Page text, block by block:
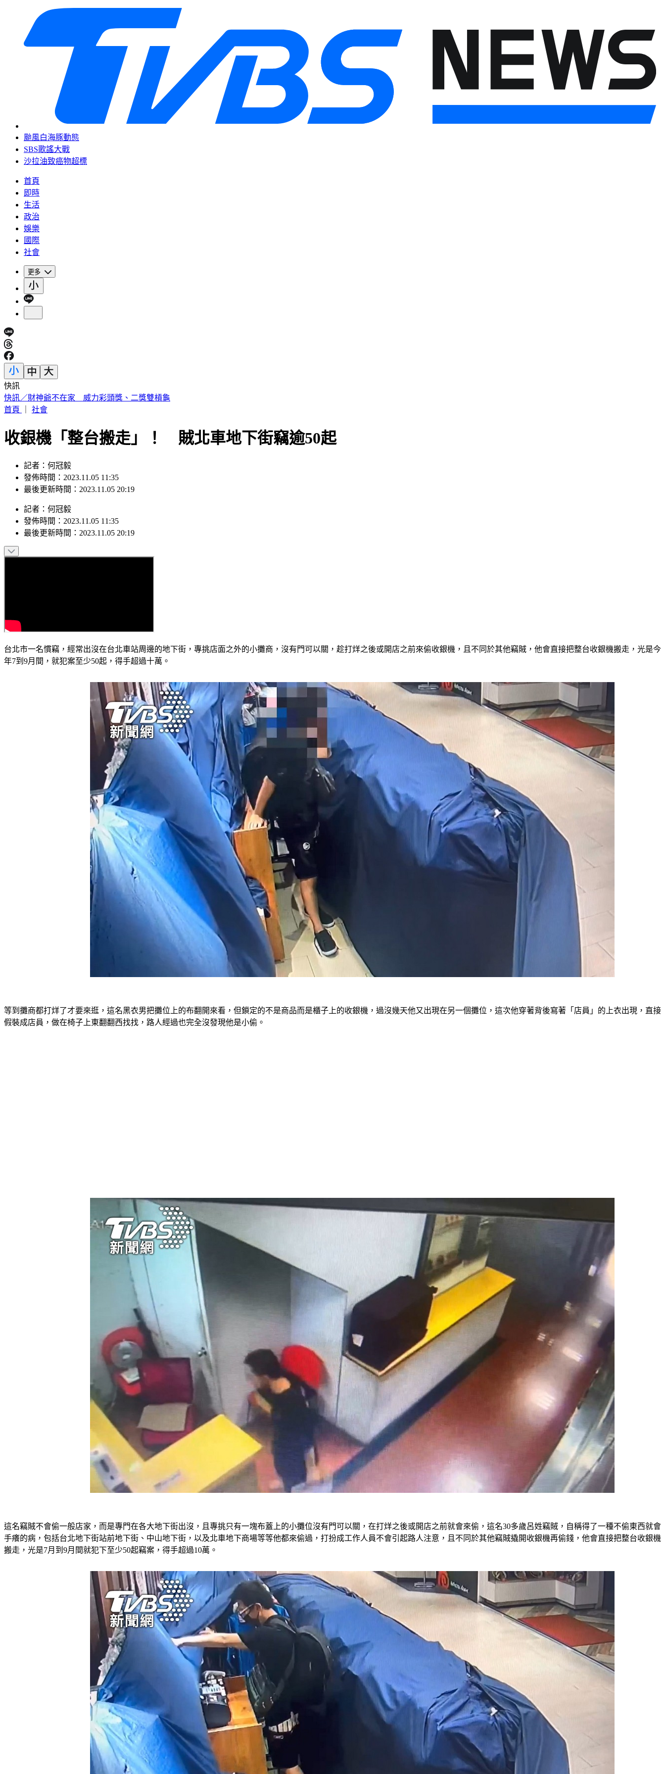
颱風白海豚動態
SBS歌謠大戰
沙拉油致癌物超標
首頁
即時
生活
政治
娛樂
國際
社會
更多
快訊
中國出入境新規將上路 陸委會曝「這類人」最危險
首頁
社會
收銀機「整台搬走」！ 賊北車地下街竊逾50起
記者：何冠毅
發佈時間：2023.11.05 11:35
最後更新時間：2023.11.05 20:19
記者 ： 何冠毅
發佈時間： 2023.11.05 11:35
最後更新時間： 2023.11.05 20:19
台北市一名慣竊，經常出沒在台北車站周邊的地下街，專挑店面之外的小攤商，沒有門可以關，趁打烊之後或開店之前來偷收銀機，且不同於其他竊賊，他會直接把整台收銀機搬走，光是今
年7到9月間，就犯案至少50起，得手超過十萬。
等到攤商都打烊了才要來逛，這名黑衣男把攤位上的布翻開來看，但鎖定的不是商品而是櫃子上的收銀機，過沒幾天他又出現在另一個攤位，這次他穿著背後寫著「店員」的上衣出現，直接
假裝成店員，做在椅子上東翻翻西找找，路人經過也完全沒發現他是小偷。
這名竊賊不會偷一般店家，而是專門在各大地下街出沒，且專挑只有一塊布蓋上的小攤位沒有門可以關，在打烊之後或開店之前就會來偷，這名30多歲呂姓竊賊，自稱得了一種不偷東西就會
手癢的病，包括台北地下街站前地下街、中山地下街，以及北車地下商場等等他都來偷過，打扮成工作人員不會引起路人注意，且不同於其他竊賊撬開收銀機再偷錢，他會直接把整台收銀機
搬走，光是7月到9月間就犯下至少50起竊案，得手超過10萬。